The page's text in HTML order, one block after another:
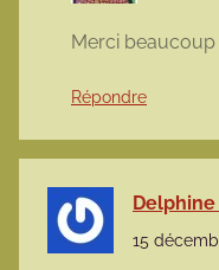
Merci beaucoup
Répondre
Delphine
15